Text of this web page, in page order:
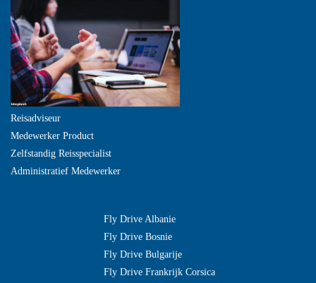
Reisadviseur
Medewerker Product
Zelfstandig Reisspecialist
Administratief Medewerker
Fly Drive Albanie
Fly Drive Bosnie
Fly Drive Bulgarije
Fly Drive Frankrijk Corsica